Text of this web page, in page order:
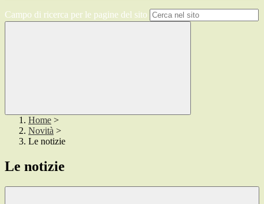
Campo di ricerca per le pagine del sito
Home >
Novità >
Le notizie
Le notizie